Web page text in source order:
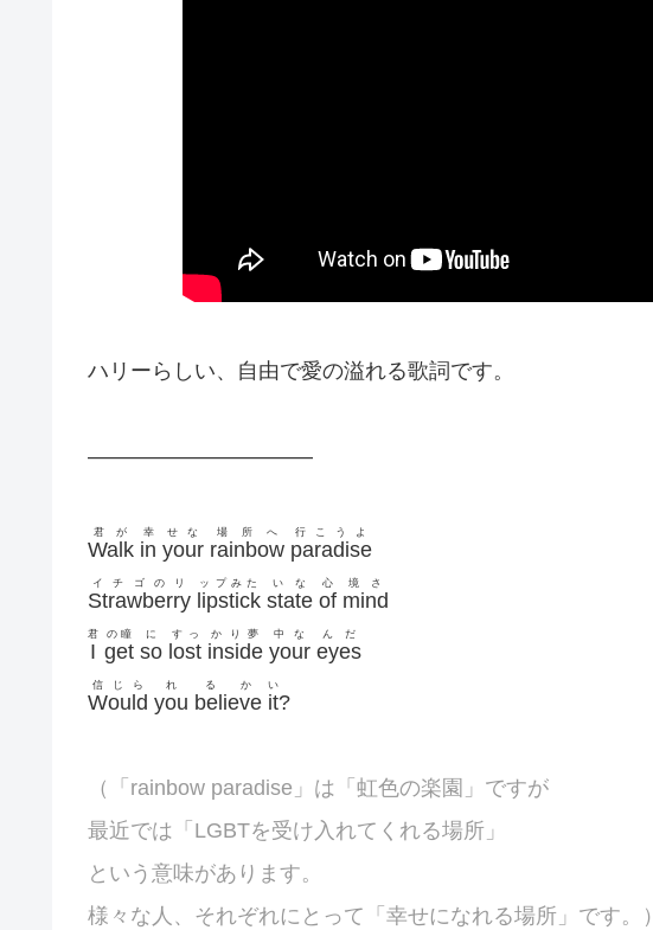
ハリーらしい、自由で愛の溢れる歌詞です。
——————————–
Walk
君が
in
幸
your
せな
rainbow
場所へ
paradise
行こうよ
Strawberry
イチゴのリ
lipstick
ップみた
state
いな
of
心
mind
境さ
I
君
get
の瞳
so
に
lost
すっ
inside
かり夢
your
中な
eyes
んだ
Would
信じら
you
れ
believe
るか
it
い
?
（「rainbow paradise」は「虹色の楽園」ですが
最近では「LGBTを受け入れてくれる場所」
という意味があります。
様々な人、それぞれにとって「幸せになれる場所」です。）